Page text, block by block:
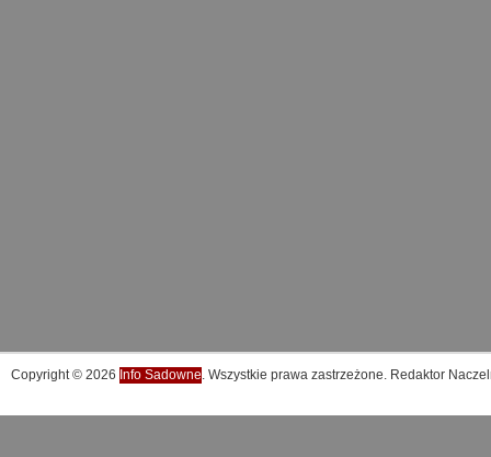
Copyright © 2026 Info Sadowne. Wszystkie prawa zastrzeżone. Redaktor